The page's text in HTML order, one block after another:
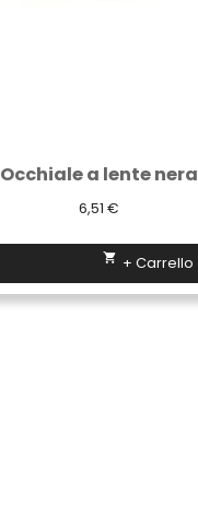
Occhiale a lente nera
6,51 €
 + Carrello